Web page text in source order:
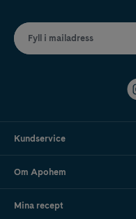
Fyll i mailadress
Kundservice
Om Apohem
Mina recept